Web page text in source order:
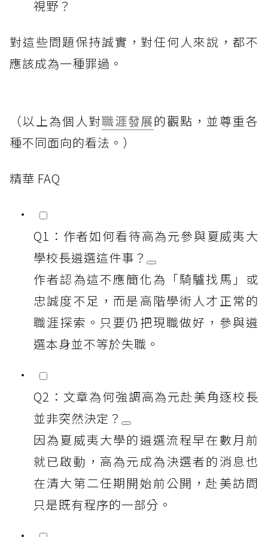
視野？
對這些問題保持誠實，對任何人來說，都不
應該成為一種罪過。
（以上為個人對職涯發展的觀點，並尊重各
種不同面向的看法。）
精華 FAQ
Q1：作者如何看待高為元參與夏威夷大
學校長遴選這件事？
作者認為這不應簡化為「騎驢找馬」或
忠誠度不足，而是高階學術人才正常的
職涯探索。只要仍把現職做好，參與遴
選本身並不等於失職。
Q2：文章為何強調高為元赴美角逐校長
並非突然決定？
因為夏威夷大學的遴選流程早在數月前
就已啟動，高為元成為決選者的消息也
在清大第二任期開始前公開，赴美訪問
只是既有程序的一部分。